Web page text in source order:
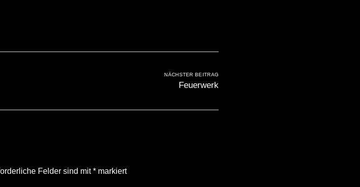
NÄCHSTER BEITRAG
Feuerwerk
Felder sind mit*markiert